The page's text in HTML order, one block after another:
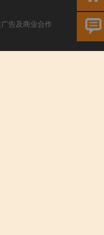
告及商业合作